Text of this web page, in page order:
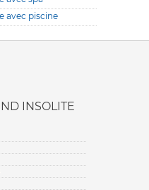
avec piscine
INSOLITE